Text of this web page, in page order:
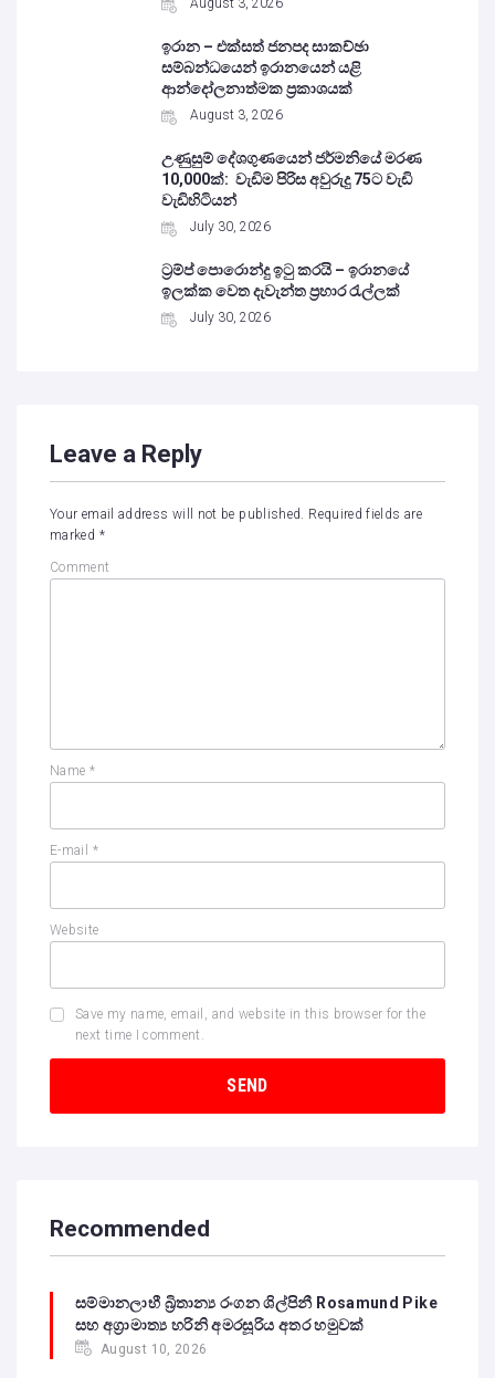
August 3, 2026
ඉරාන – එක්සත් ජනපද සාකච්ඡා
සම්බන්ධයෙන් ඉරානයෙන් යළි
ආන්දෝලනාත්මක ප්‍රකාශයක්
August 3, 2026
උණුසුම් දේශගුණයෙන් ජර්මනියේ මරණ
10,000ක්: වැඩිම පිරිස අවුරුදු 75ට වැඩි
වැඩිහිටියන්
July 30, 2026
ට්‍රම්ප් පොරොන්දු ඉටු කරයි – ඉරානයේ
ඉලක්ක වෙත දැවැන්ත ප්‍රහාර රැල්ලක්
July 30, 2026
Leave a Reply
Your email address will not be published. Required fields are
marked *
Comment
Name *
E-mail *
Website
Save my name, email, and website in this browser for the
next time I comment.
Recommended
සම්මානලාභී බ්‍රිතාන්‍ය රංගන ශිල්පිනී Rosamund Pike
සහ අග්‍රාමාත්‍ය හරිනි අමරසූරිය අතර හමුවක්
August 10, 2026